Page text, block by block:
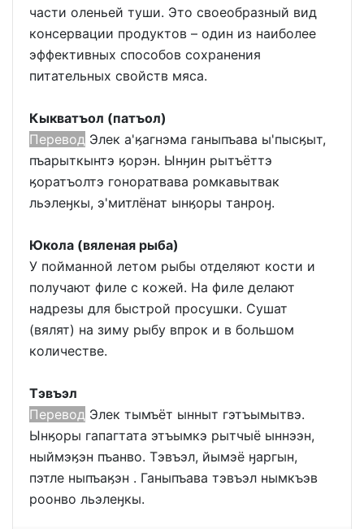
части оленьей туши. Это своеобразный вид
консервации продуктов – один из наиболее
эффективных способов сохранения
питательных свойств мяса.
Кыкватъол (патъол)
Перевод Элек а'ӄагнэма ганыпъава ы'пысӄыт,
пъарыткынтэ ӄорэн. Ынӈин рытъёттэ
ӄоратъолтэ гоноратвава ромкавытвак
льэлеӈкы, э'митлёнат ынӄоры танроӈ.
Юкола (вяленая рыба)
У пойманной летом рыбы отделяют кости и
получают филе с кожей. На филе делают
надрезы для быстрой просушки. Сушат
(вялят) на зиму рыбу впрок и в большом
количестве.
Тэвъэл
Перевод Элек тымъёт ынныт гэтъымытвэ.
Ынӄоры гапагтата этъымкэ рытчыё ыннээн,
ныймэӄэн пъанво. Тэвъэл, йымэё ӈаргын,
пэтле ныпъаӄэн . Ганыпъава тэвъэл нымкъэв
роонво льэлеӈкы.